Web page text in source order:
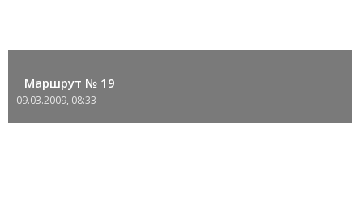
Маршрут № 19
09.03.2009, 08:33